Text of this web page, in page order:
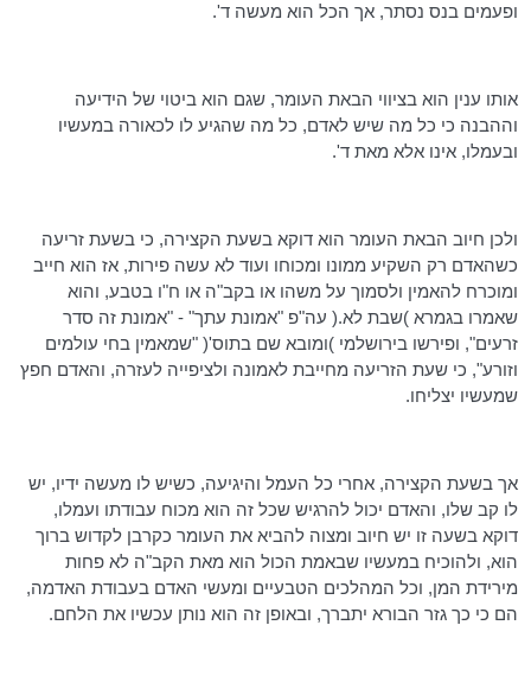
ופעמים בנס נסתר, אך הכל הוא מעשה ד'.
אותו ענין הוא בציווי הבאת העומר, שגם הוא ביטוי של הידיעה
וההבנה כי כל מה שיש לאדם, כל מה שהגיע לו לכאורה במעשיו
ובעמלו, אינו אלא מאת ד'.
ולכן חיוב הבאת העומר הוא דוקא בשעת הקצירה, כי בשעת זריעה
כשהאדם רק השקיע ממונו ומכוחו ועוד לא עשה פירות, אז הוא חייב
ומוכרח להאמין ולסמוך על משהו או בקב"ה או ח"ו בטבע, והוא
שאמרו בגמרא )שבת לא.( עה"פ "אמונת עתך" - "אמונת זה סדר
זרעים", ופירשו בירושלמי )ומובא שם בתוס'( "שמאמין בחי עולמים
וזורע", כי שעת הזריעה מחייבת לאמונה ולציפייה לעזרה, והאדם חפץ
שמעשיו יצליחו.
אך בשעת הקצירה, אחרי כל העמל והיגיעה, כשיש לו מעשה ידיו, יש
לו קב שלו, והאדם יכול להרגיש שכל זה הוא מכוח עבודתו ועמלו,
דוקא בשעה זו יש חיוב ומצוה להביא את העומר כקרבן לקדוש ברוך
הוא, ולהוכיח במעשיו שבאמת הכול הוא מאת הקב"ה לא פחות
מירידת המן, וכל המהלכים הטבעיים ומעשי האדם בעבודת האדמה,
הם כי כך גזר הבורא יתברך, ובאופן זה הוא נותן עכשיו את הלחם.